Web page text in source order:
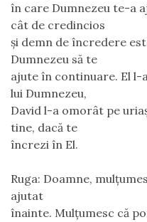
în care Dumnezeu te-a
cât de credincios
şi demn de încredere
Dumnezeu să te
ajute în continuare. El l-
lui Dumnezeu,
David l-a omorât pe
tine, dacă te
încrezi în El.
Ruga: Doamne,
ajutat
înainte. Mulţumesc că